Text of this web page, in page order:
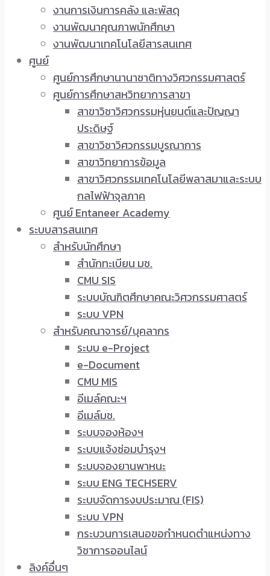
งานการเงินการคลัง และพัสดุ
งานพัฒนาคุณภาพนักศึกษา
งานพัฒนาเทคโนโลยีสารสนเทศ
ศูนย์
ศูนย์การศึกษานานาชาติทางวิศวกรรมศาสตร์
ศูนย์การศึกษาสหวิทยาการสาขา
สาขาวิชาวิศวกรรมหุ่นยนต์และปัญญา
ประดิษฐ์
สาขาวิชาวิศวกรรมบูรณาการ
สาขาวิทยาการข้อมูล
สาขาวิศวกรรมเทคโนโลยีพลาสมาและระบบ
กลไฟฟ้าจุลภาค
ศูนย์ Entaneer Academy
ระบบสารสนเทศ
สำหรับนักศึกษา
สำนักทะเบียน มช.
CMU SIS
ระบบบัณฑิตศึกษาคณะวิศวกรรมศาสตร์
ระบบ VPN
สำหรับคณาจารย์/บุคลากร
ระบบ e-Project
e-Document
CMU MIS
อีเมล์คณะฯ
อีเมล์มช.
ระบบจองห้องฯ
ระบบแจ้งซ่อมบำรุงฯ
ระบบจองยานพาหนะ
ระบบ ENG TECHSERV
ระบบจัดการงบประมาณ (FIS)
ระบบ VPN
กระบวนการเสนอขอกำหนดตำแหน่งทาง
วิชาการออนไลน์
ลิงค์อื่นๆ